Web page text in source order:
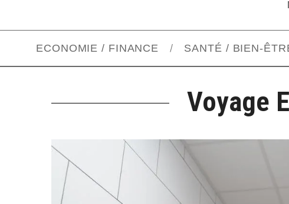
ECONOMIE / FINANCE SANTÉ / BIEN-
Voyage